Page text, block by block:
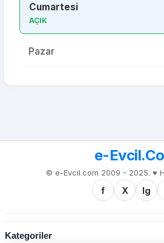
Cumartesi
AÇIK
Pazar
e-
© e-Evcil.com 2009 - 2025. ♥️
f X Ig
Kategoriler